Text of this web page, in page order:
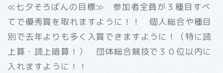
≪七夕そろばんの目標≫ 参加者全員が３種目すべ
てで優秀賞を取れますように！！ 個人総合や種目
別で去年よりも多く入賞できますように！（特に読
上算・読上暗算！） 団体総合競技で３０位以内に
入れますように！！